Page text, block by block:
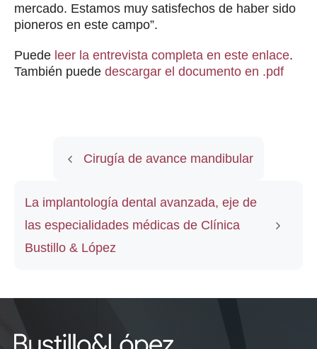
mercado. Estamos muy satisfechos de haber sido
pioneros en este campo”.
Puede leer la entrevista completa en este enlace.
También puede descargar el documento en .pdf
Cirugía de avance mandibular
La implantología dental avanzada, eje de
las especialidades médicas de Clínica
Bustillo & López